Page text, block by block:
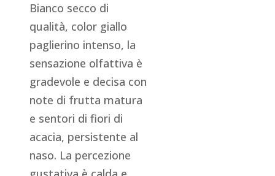
Bianco secco di
qualità, color giallo
paglierino intenso, la
sensazione olfattiva è
gradevole e decisa con
note di frutta matura
e sentori di fiori di
acacia, persistente al
naso. La percezione